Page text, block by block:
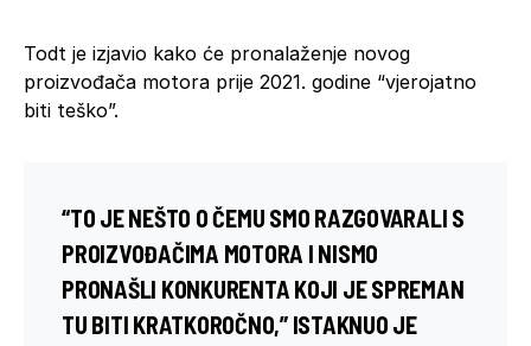
Todt je izjavio kako će pronalaženje novog
proizvođača motora prije 2021. godine “vjerojatno
biti teško”.
“TO JE NEŠTO O ČEMU SMO RAZGOVARALI S
PROIZVOĐAČIMA MOTORA I NISMO
PRONAŠLI KONKURENTA KOJI JE SPREMAN
TU BITI KRATKOROČNO,” ISTAKNUO JE